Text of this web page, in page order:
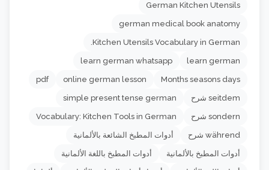
German Kitchen Utensils
german medical book anatomy
Kitchen Utensils Vocabulary in German.
learn german
learn german whatsapp
Months seasons days
online german lesson
pdf
seitdem شرح simple present tense german
sondern شرح Vocabulary: Kitchen Tools in German
während شرح أدوات المطبخ الشائعة بالألمانية
أدوات المطبخ بالألمانية أدوات المطبخ باللغة الألمانية